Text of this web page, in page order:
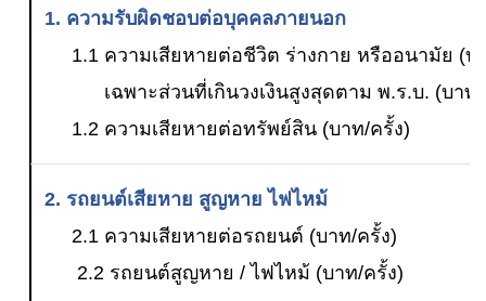
1. ความรับผิดชอบต่อบุคคลภายนอก
1.1 ความเสียหายต่อชีวิต ร่างกาย หรืออนามัย (บ
เฉพาะส่วนที่เกินวงเงินสูงสุดตาม พ.ร.บ. (บาท/
1.2 ความเสียหายต่อทรัพย์สิน (บาท/ครั้ง)
2. รถยนต์เสียหาย สูญหาย ไฟไหม้
2.1 ความเสียหายต่อรถยนต์ (บาท/ครั้ง)
2.2 รถยนต์สูญหาย / ไฟไหม้ (บาท/ครั้ง)